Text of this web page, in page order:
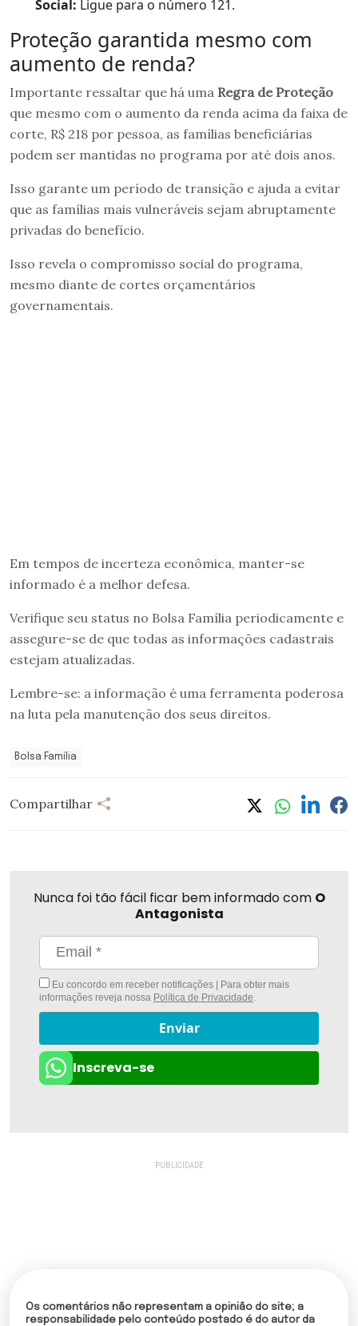
Social: Ligue para o número 121.
Proteção garantida mesmo com
aumento de renda?
Importante ressaltar que há uma Regra de Proteção
que mesmo com o aumento da renda acima da faixa de
corte, R$ 218 por pessoa, as famílias beneficiárias
podem ser mantidas no programa por até dois anos.
Isso garante um período de transição e ajuda a evitar
que as famílias mais vulneráveis sejam abruptamente
privadas do benefício.
Isso revela o compromisso social do programa,
mesmo diante de cortes orçamentários
governamentais.
Em tempos de incerteza econômica, manter-se
informado é a melhor defesa.
Verifique seu status no Bolsa Família periodicamente e
assegure-se de que todas as informações cadastrais
estejam atualizadas.
Lembre-se: a informação é uma ferramenta poderosa
na luta pela manutenção dos seus direitos.
Bolsa Família
Compartilhar
Nunca foi tão fácil ficar bem informado com O
Antagonista
Eu concordo em receber notificações | Para obter mais
informações reveja nossa Política de Privacidade.
Enviar
Inscreva-se
Os comentários não representam a opinião do site; a
responsabilidade pelo conteúdo postado é do autor da